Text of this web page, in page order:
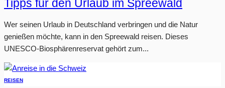
Tipps für den Urlaub im Spreewald
Wer seinen Urlaub in Deutschland verbringen und die Natur
genießen möchte, kann in den Spreewald reisen. Dieses
UNESCO-Biosphärenreservat gehört zum...
REISEN